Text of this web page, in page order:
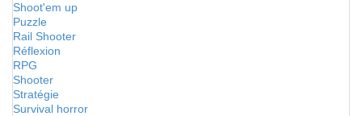
Shoot'em up
Puzzle
Rail Shooter
Réflexion
RPG
Shooter
Stratégie
Survival horror